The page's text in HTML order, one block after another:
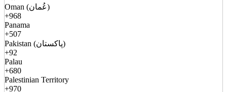
Oman (عُمان)
+968
Panama
+507
Pakistan (پاکستان)
+92
Palau
+680
Palestinian Territory
+970